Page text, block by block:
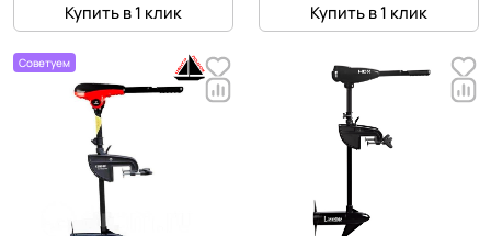
Купить в 1 клик
Купить в 1 клик
Советуем